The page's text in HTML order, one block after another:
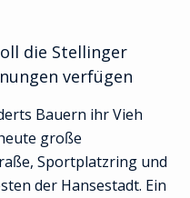
die Stellinger
verfügen
Bauern ihr Vieh
große
Sportplatzring und
der Hansestadt. Ein